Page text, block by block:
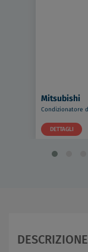
Mitsubishi
DETTAGLI
DESCRIZIONE